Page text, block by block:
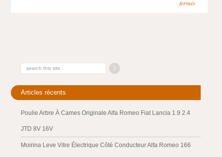
fermés
Articles récents
Poulie Arbre À Cames Originale Alfa Romeo Fiat Lancia 1.9 2.4
JTD 8V 16V
Moirina Leve Vitre Électrique Côté Conducteur Alfa Romeo 166